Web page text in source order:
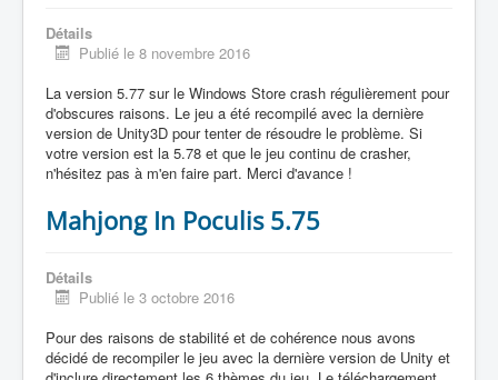
Détails
Publié le 8 novembre 2016
La version 5.77 sur le Windows Store crash régulièrement pour
d'obscures raisons. Le jeu a été recompilé avec la dernière
version de Unity3D pour tenter de résoudre le problème. Si
votre version est la 5.78 et que le jeu continu de crasher,
n'hésitez pas à m'en faire part. Merci d'avance !
Mahjong In Poculis 5.75
Détails
Publié le 3 octobre 2016
Pour des raisons de stabilité et de cohérence nous avons
décidé de recompiler le jeu avec la dernière version de Unity et